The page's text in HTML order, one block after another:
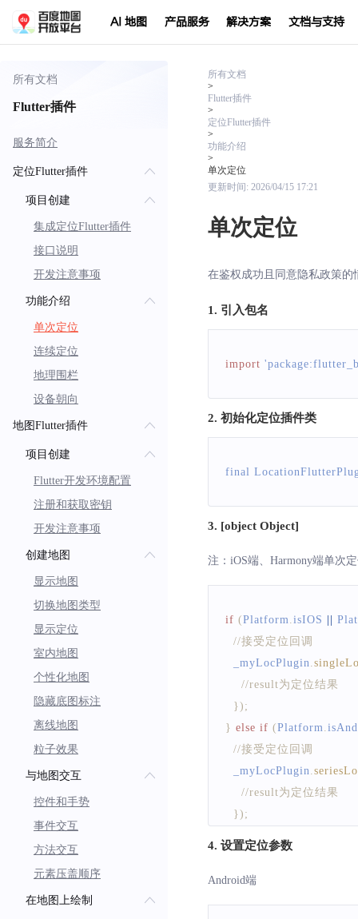
AI 地图 产品服务 解决方案 文档与支持
所有文档
Flutter插件
服务简介
定位Flutter插件
项目创建
集成定位Flutter插件
接口说明
开发注意事项
功能介绍
单次定位
连续定位
地理围栏
设备朝向
地图Flutter插件
项目创建
Flutter开发环境配置
注册和获取密钥
开发注意事项
创建地图
显示地图
切换地图类型
显示定位
室内地图
个性化地图
隐藏底图标注
离线地图
粒子效果
与地图交互
控件和手势
事件交互
方法交互
元素压盖顺序
在地图上绘制
所有文档
>
Flutter插件
>
定位Flutter插件
>
功能介绍
>
单次定位
更新时间: 2026/04/15 17:21
单次定位
在鉴权成功且同意隐私政策
1. 引入包名
import
2. 初始化定位插件类
final
3. [object Object]
注：iOS端、Harmony端单次
if (Platform isIOS ||
//接受定位回调
  _myLocPlugin
//result为定位结果
}) ;
} else if (Platform
//接受定位回调
  _myLocPlugin
//result为定位结果
}) ;
4. 设置定位参数
Android端